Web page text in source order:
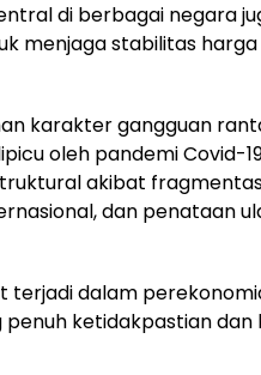
di berbagai negara
menjaga stabilitas
karakter gangguan
oleh pandemi Covid-
akibat
dan penataan
dalam
ketidakpastian